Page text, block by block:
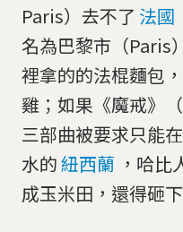
Paris）去不了 法國
名為巴黎市（Paris
裡拿的的法棍麵包
雞；如果《魔戒》
三部曲被要求只能
水的紐西蘭 ，哈
成玉米田，還得砸